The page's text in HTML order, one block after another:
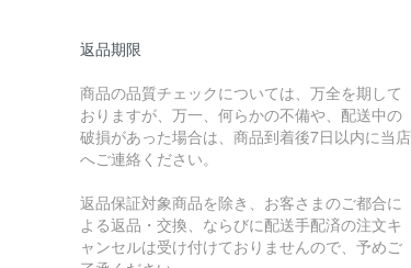
返品期限
商品の品質チェックについては、万全を期して
おりますが、万一、何らかの不備や、配送中の
破損があった場合は、商品到着後7日以内に当店
へご連絡ください。
返品保証対象商品を除き、お客さまのご都合に
よる返品・交換、ならびに配送手配済の注文キ
ャンセルは受け付けておりませんので、予めご